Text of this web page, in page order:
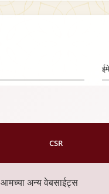
CSR
आमच्या अन्य वेबसाईट्स